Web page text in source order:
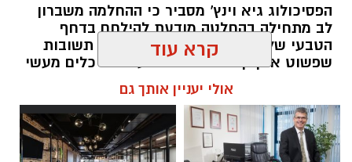
הפסיכולוג גיא וינץ' מסביר כי ההחלמה משברון
לב מתחילה בהחלטה מודעת להילחם בדחף
הטבעי שלנו לייפות את העבר ולחפש תשובות
שפשוט אינן קיימות. הוא מציע ארגז כלים מעשי
שיעזור לנו, בהדרגה, להשתחרר מהכאב ולהמשיך
הלב שלנו אולי נשבר לפעמים, אבל אנחנו לא
חייבים להישבר יחד איתו.
קרא עוד
אולי יעניין אותך גם